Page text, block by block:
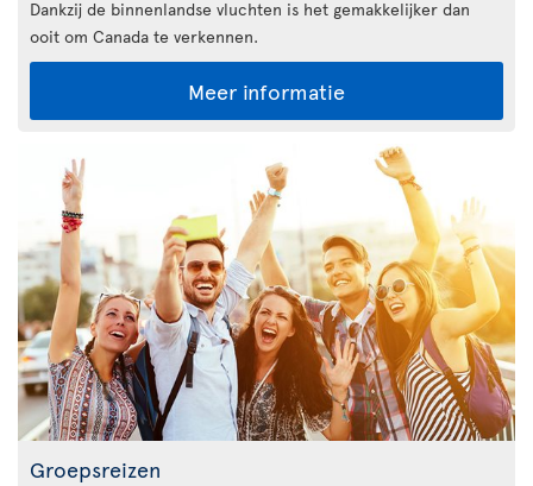
Dankzij de binnenlandse vluchten is het gemakkelijker dan
ooit om Canada te verkennen.
Meer informatie
Groepsreizen